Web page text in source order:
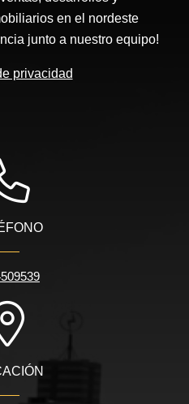
en el nordeste
junto a nuestro equipo!
privacidad